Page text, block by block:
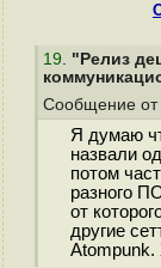
19. "Релиз
Сообщение от
Я думаю
назвали
потом
разного
от
другие
Atompunk.